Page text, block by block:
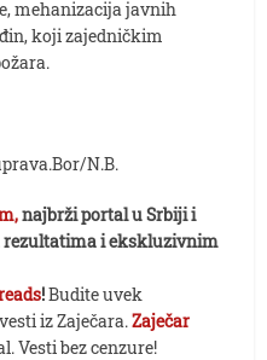
mehanizacija javnih
koji zajedničkim
N.B.
najbrži portal u Srbiji i
i ekskluzivnim
!Budite uvek
iz Zaječara.Zaječar
Vesti bez cenzure!